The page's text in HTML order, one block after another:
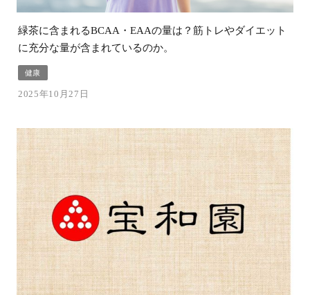
緑茶に含まれるBCAA・EAAの量は？筋トレやダイエット
に充分な量が含まれているのか。
健康
2025年10月27日